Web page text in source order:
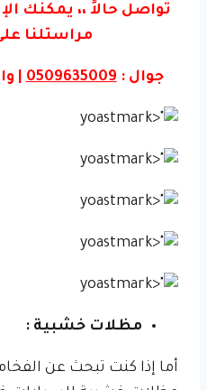
تواصل حالاً ،، يمكنك
مراستلنا
جوال :0509635009
|
مظلات خشبية :
أما إذا كنت تبحث عن